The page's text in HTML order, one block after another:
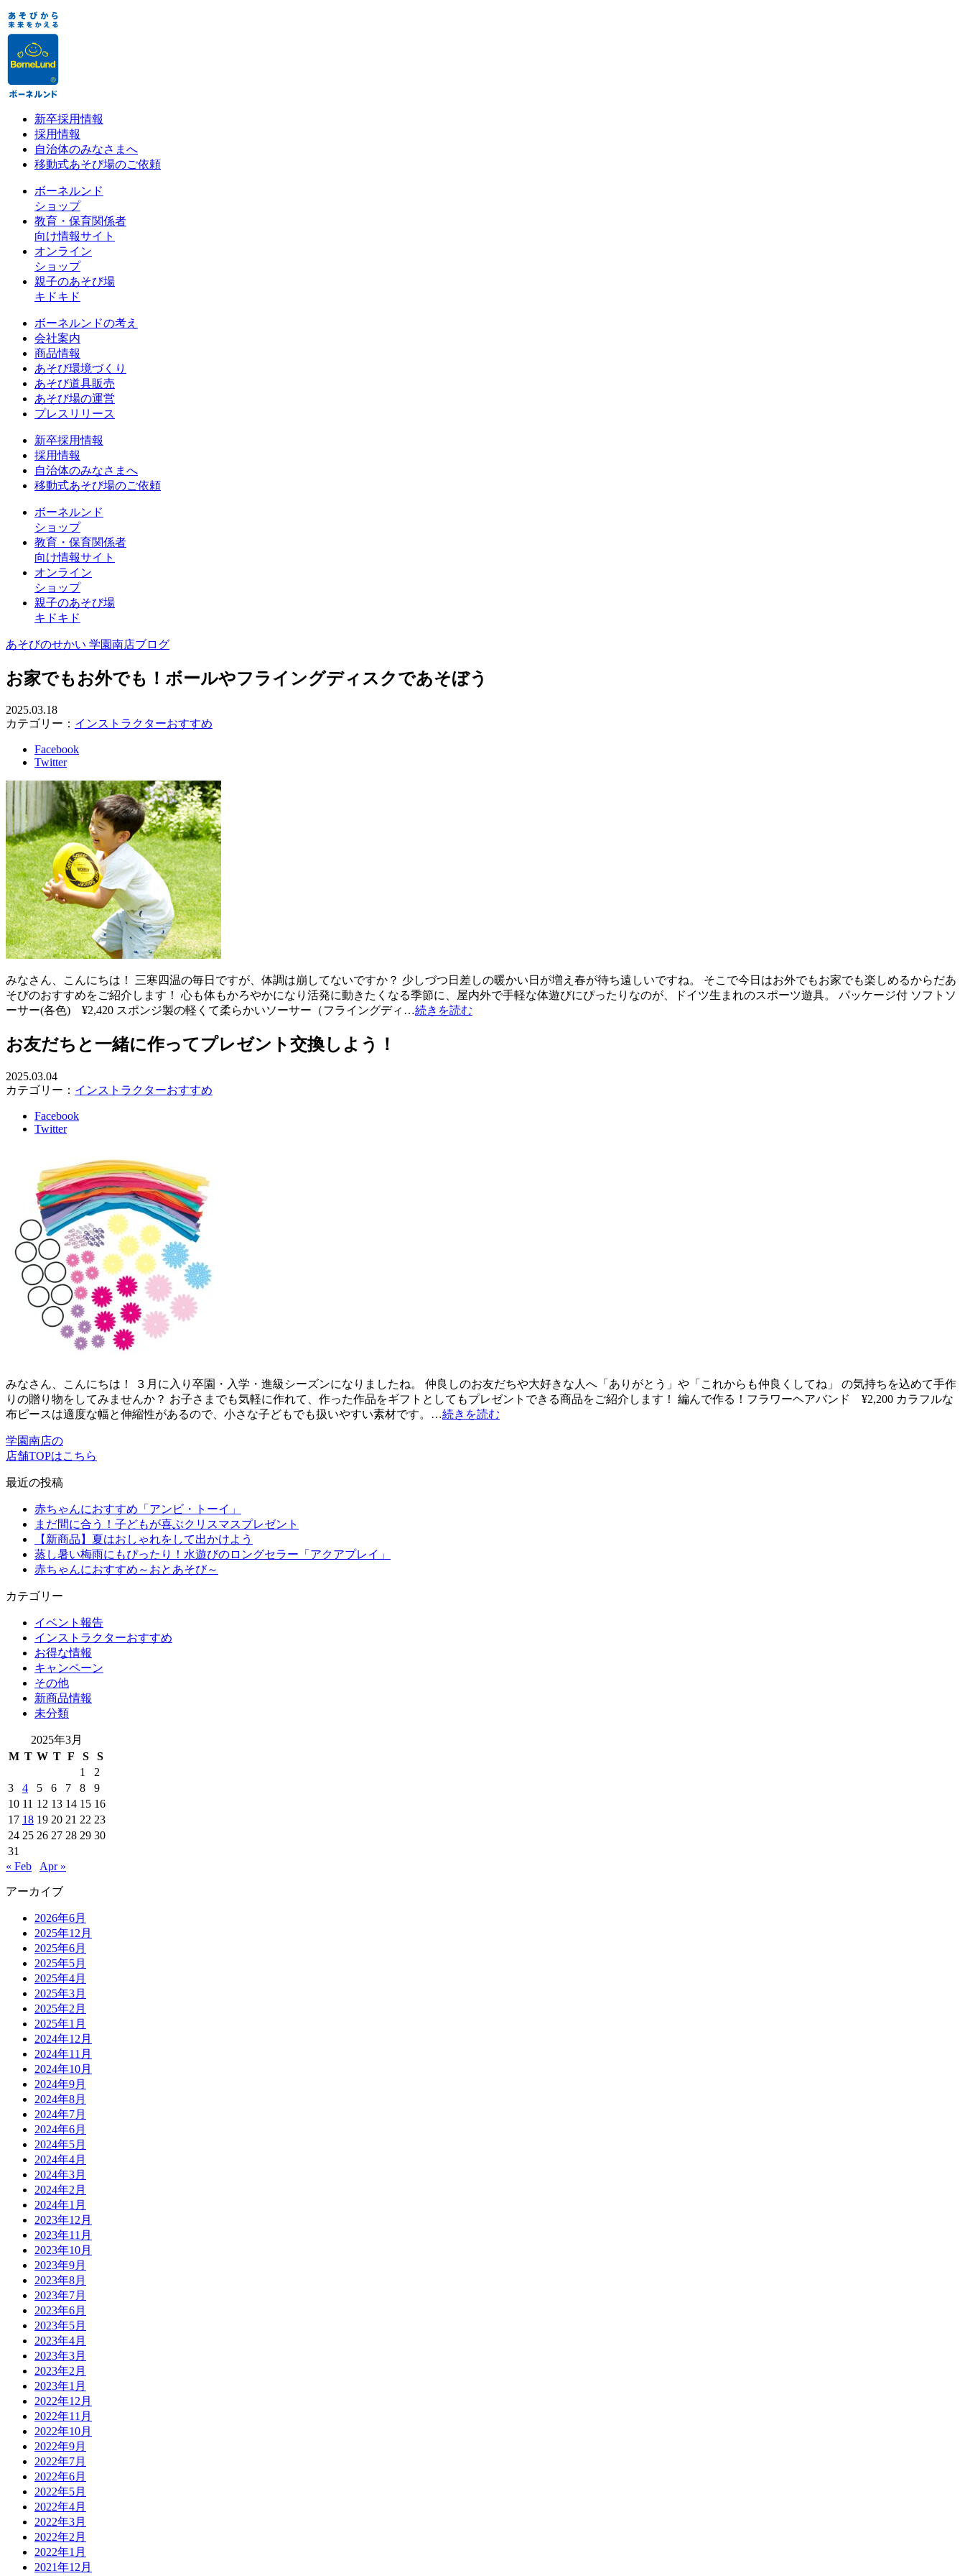
新卒採用情報
採用情報
自治体のみなさまへ
移動式あそび場のご依頼
ボーネルンド
ショップ
教育・保育関係者
向け情報サイト
オンライン
ショップ
親子のあそび場
キドキド
ボーネルンドの考え
会社案内
商品情報
あそび環境づくり
あそび道具販売
あそび場の運営
プレスリリース
新卒採用情報
採用情報
自治体のみなさまへ
移動式あそび場のご依頼
ボーネルンド
ショップ
教育・保育関係者
向け情報サイト
オンライン
ショップ
親子のあそび場
キドキド
あそびのせかい 学園南店ブログ
お家でもお外でも！ボールやフライングディスクであそぼう
2025.03.18
カテゴリー： インストラクターおすすめ
Facebook
Twitter
みなさん、こんにちは！ 三寒四温の毎日ですが、体調は崩してないですか？ 少しづつ日差しの暖かい日が増え春が待ち遠しいですね。 そこで今日はお外でもお家でも楽しめるからだあ
そびのおすすめをご紹介します！ 心も体もかろやかになり活発に動きたくなる季節に、屋内外で手軽な体遊びにぴったりなのが、ドイツ生まれのスポーツ遊具。 パッケージ付 ソフトソ
ーサー(各色) ¥2,420 スポンジ製の軽くて柔らかいソーサー（フライングディ…続きを読む
お友だちと一緒に作ってプレゼント交換しよう！
2025.03.04
カテゴリー： インストラクターおすすめ
Facebook
Twitter
みなさん、こんにちは！ ３月に入り卒園・入学・進級シーズンになりましたね。 仲良しのお友だちや大好きな人へ「ありがとう」や「これからも仲良くしてね」 の気持ちを込めて手作
りの贈り物をしてみませんか？ お子さまでも気軽に作れて、作った作品をギフトとしてもプレゼントできる商品をご紹介します！ 編んで作る！フラワーヘアバンド ¥2,200 カラフルな
布ピースは適度な幅と伸縮性があるので、小さな子どもでも扱いやすい素材です。…続きを読む
学園南店の
店舗TOPはこちら
最近の投稿
赤ちゃんにおすすめ「アンビ・トーイ」
まだ間に合う！子どもが喜ぶクリスマスプレゼント
【新商品】夏はおしゃれをして出かけよう
蒸し暑い梅雨にもぴったり！水遊びのロングセラー「アクアプレイ」
赤ちゃんにおすすめ～おとあそび～
カテゴリー
イベント報告
インストラクターおすすめ
お得な情報
キャンペーン
その他
新商品情報
未分類
2025年3月
M T W T F S
S
1
2
3
4 5 6 7 8
9
10 11 12 13 14 15 16
17 18 19 20 21 22 23
24 25 26 27 28 29 30
31
« Feb
Apr »
アーカイブ
2026年6月
2025年12月
2025年6月
2025年5月
2025年4月
2025年3月
2025年2月
2025年1月
2024年12月
2024年11月
2024年10月
2024年9月
2024年8月
2024年7月
2024年6月
2024年5月
2024年4月
2024年3月
2024年2月
2024年1月
2023年12月
2023年11月
2023年10月
2023年9月
2023年8月
2023年7月
2023年6月
2023年5月
2023年4月
2023年3月
2023年2月
2023年1月
2022年12月
2022年11月
2022年10月
2022年9月
2022年7月
2022年6月
2022年5月
2022年4月
2022年3月
2022年2月
2022年1月
2021年12月